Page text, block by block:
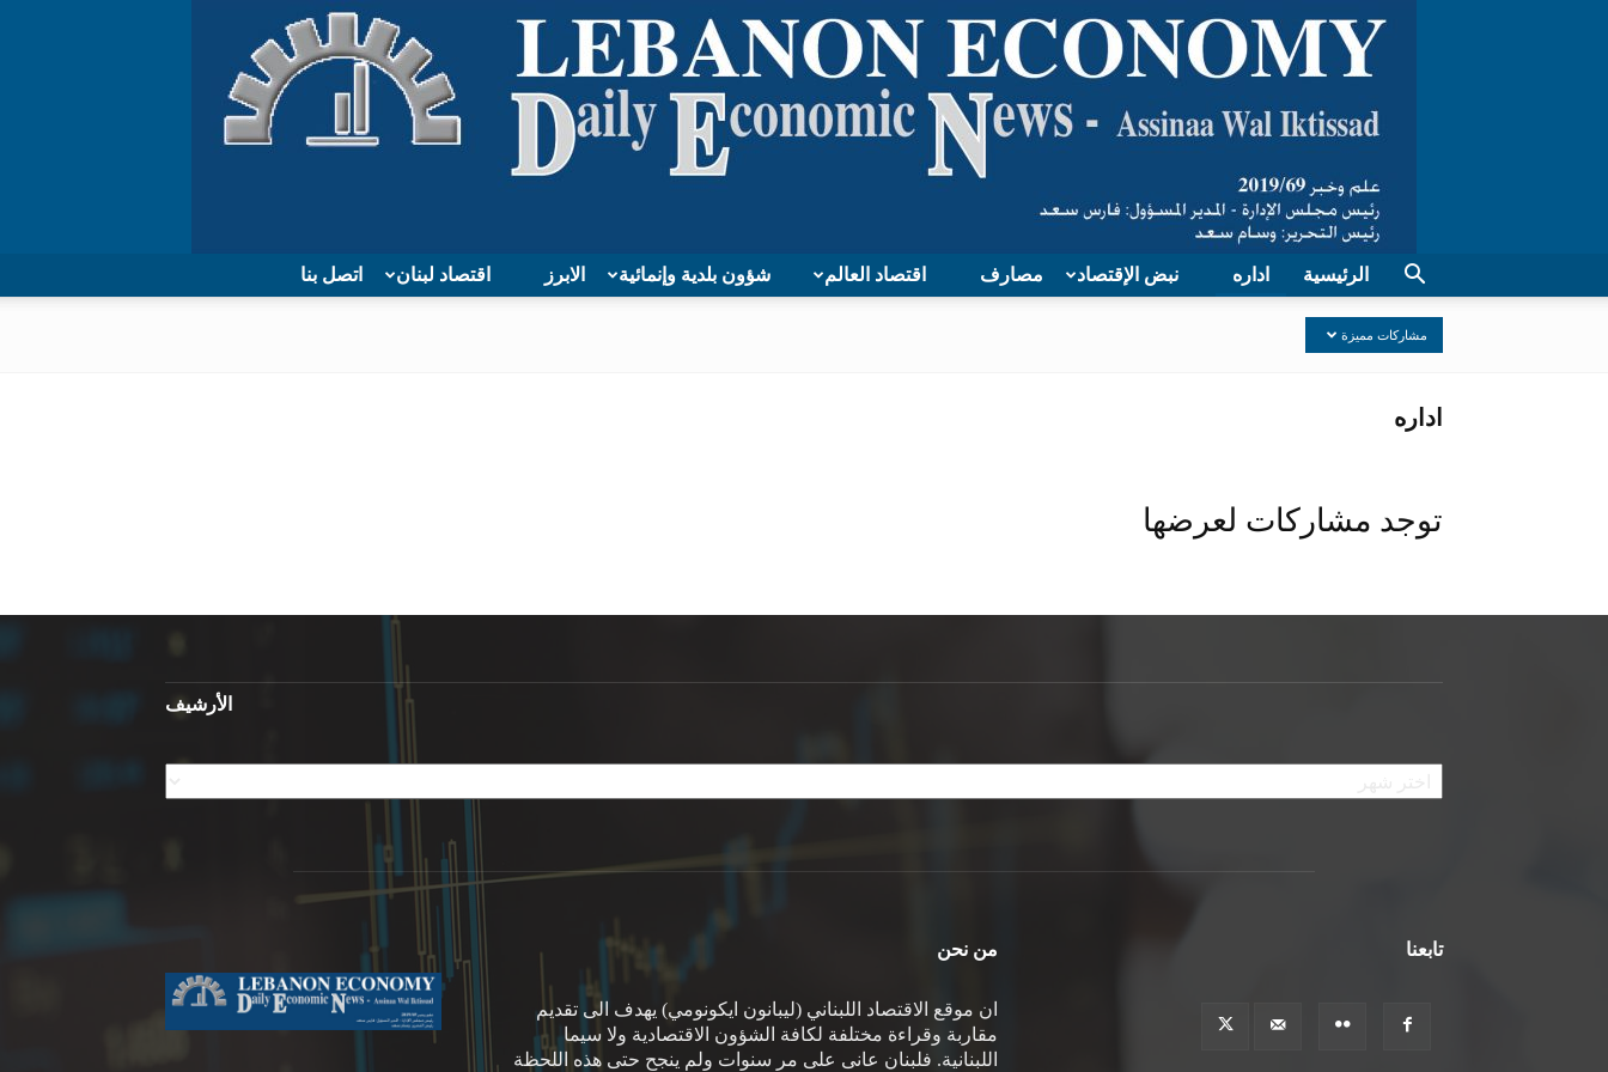
اتصل بنا اقتصاد لبنان الابرز شؤون بلدية وإنمائية اقتصاد العالم مصارف نبض الإقتصاد اداره الرئيسية
الرئيسية ادارهمشاركات مميزة
اداره
توجد مشاركات لعرضها
الأرشيف
الأرشيف
من نحن
ان موقع الاقتصاد اللبناني (ليبانون ايكونومي) يهدف الى تقديم
مقاربة وقراءة مختلفة لكافة الشؤون الاقتصادية ولا سيما
اللبنانية. فلبنان عانى على مر سنوات ولم ينجح حتى هذه اللحظة
تابعنا